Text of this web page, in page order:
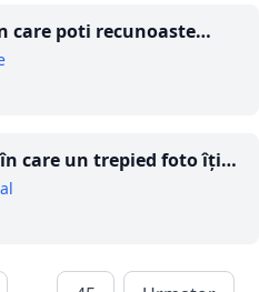
care poti recunoaste
imprimanta HP
care un trepied foto îți